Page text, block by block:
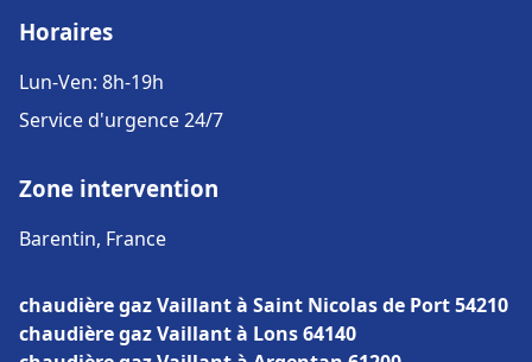
Horaires
Lun-Ven: 8h-19h
Service d'urgence 24/7
Zone intervention
Barentin, France
chaudière gaz Vaillant à Saint Nicolas de Port 54210
chaudière gaz Vaillant à Lons 64140